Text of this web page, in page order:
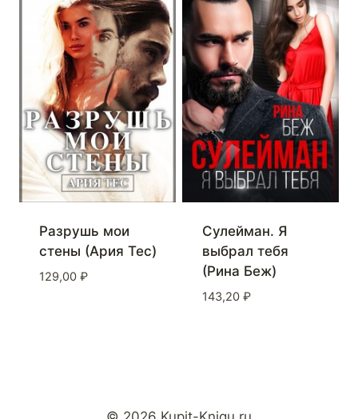
Разрушь мои
стены (Ария Тес)
129,00 ₽
Сулейман. Я
выбрал тебя
(Рина Беж)
143,20 ₽